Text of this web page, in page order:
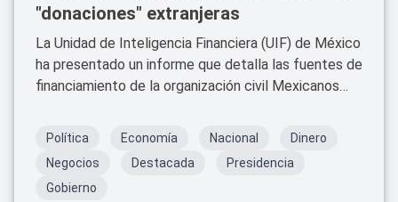
"donaciones" extranjeras
La Unidad de Inteligencia Financiera (UIF) de México
ha presentado un informe que detalla las fuentes de
financiamiento de la organización civil Mexicanos
desencadenando un debate sobre la influencia
la UIF, Pablo Gómez, MCCI ha recibido un total de
502 millones 588 mil 208 pesos desde 2015.
Política Economía Nacional
Dinero
Negocios
Destacada
Presidencia
Gobierno